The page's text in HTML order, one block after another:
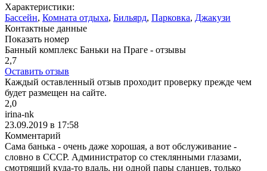
Характеристики:
Бассейн, Комната отдыха, Бильярд, Парковка, Джакузи
Контактные данные
Показать номер
Банный комплекс Баньки на Праге - отзывы
2,7
Оставить отзыв
Каждый оставленный отзыв проходит проверку прежде чем
будет размещен на сайте.
2,0
irina-nk
23.09.2019 в 17:58
Комментарий
Сама банька - очень даже хорошая, а вот обслуживание -
словно в СССР. Администратор со стеклянными глазами,
смотрящий куда-то вдаль, ни одной пары сланцев, только